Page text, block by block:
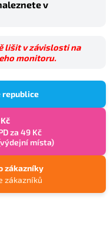
v
lišit v závislosti na
monitoru.
republice
za 49 Kč
místa)
zákazníky
zákazníků